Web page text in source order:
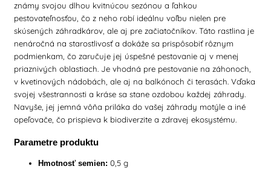
známy svojou dlhou kvitnúcou sezónou a ľahkou
pestovateľnosťou, čo z neho robí ideálnu voľbu nielen pre
skúsených záhradkárov, ale aj pre začiatočníkov. Táto rastlina je
nenáročná na starostlivosť a dokáže sa prispôsobiť rôznym
podmienkam, čo zaručuje jej úspešné pestovanie aj v menej
priaznivých oblastiach. Je vhodná pre pestovanie na záhonoch,
v kvetinových nádobách, ale aj na balkónoch či terasách. Vďaka
svojej všestrannosti a kráse sa stane ozdobou každej záhrady.
Navyše, jej jemná vôňa priláka do vašej záhrady motýle a iné
opeľovače, čo prispieva k biodiverzite a zdravej ekosystému.
Parametre produktu
Hmotnosť semien: 0,5 g